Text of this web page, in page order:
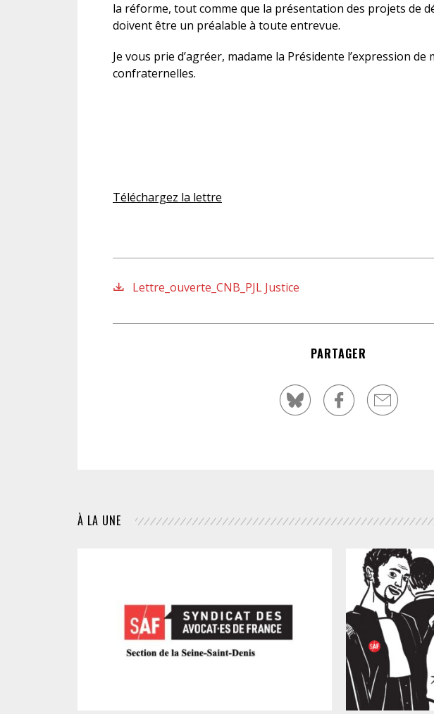
la réforme, tout comme que la présentation des projets de
doivent être un préalable à toute entrevue.
Je vous prie d’agréer, madame la Présidente l’expression de
confraternelles.
Téléchargez la lettre
Lettre_ouverte_CNB_PJL Justice
PARTAGER
À LA UNE